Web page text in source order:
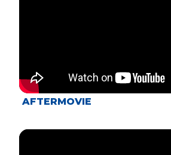
AFTERMOVIE